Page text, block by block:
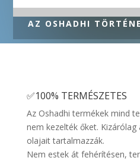
AZ OSHADHI
✅100% TERMÉSZETES
Az Oshadhi termékek mind
nem kezelték őket.
olajait tartalmazzák.
Nem estek át fehérítésen,